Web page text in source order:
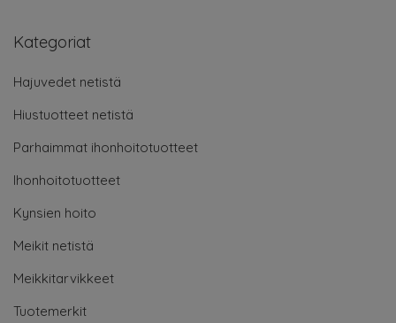
Kategoriat
Hajuvedet netistä
Hiustuotteet netistä
Parhaimmat ihonhoitotuotteet
Ihonhoitotuotteet
Kynsien hoito
Meikit netistä
Meikkitarvikkeet
Tuotemerkit